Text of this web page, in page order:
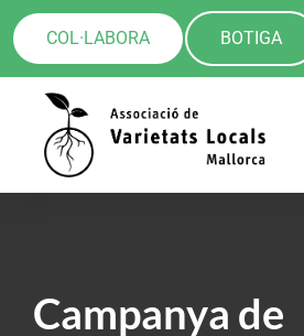
COL·LABORA BOTIGA
Campanya de